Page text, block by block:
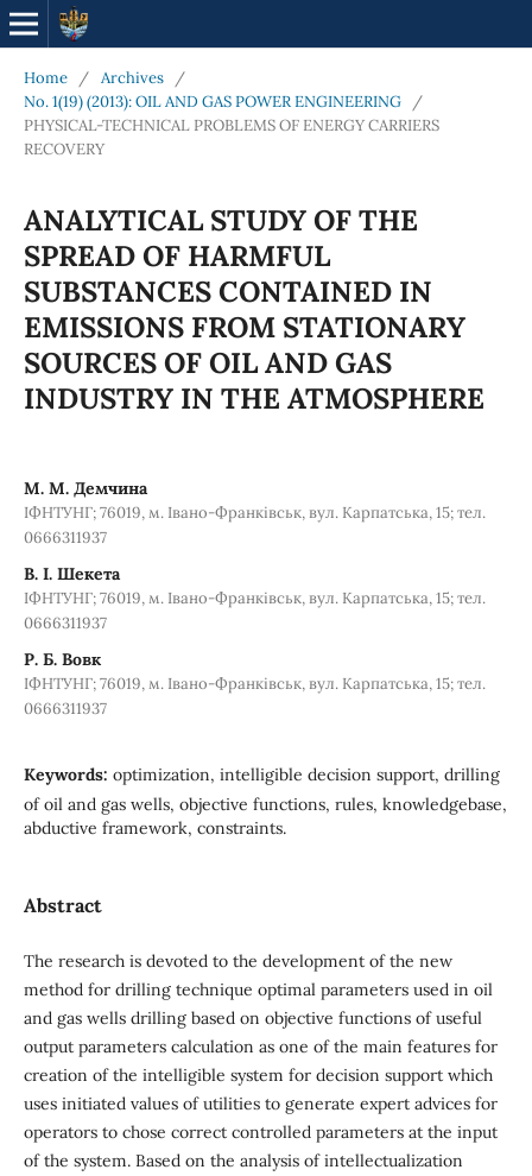
Home / Archives
/
No. 1(19) (2013): OIL AND GAS POWER ENGINEERING
/
PHYSICAL-TECHNICAL PROBLEMS OF ENERGY CARRIERS
RECOVERY
ANALYTICAL STUDY OF THE
SPREAD OF HARMFUL
SUBSTANCES CONTAINED IN
EMISSIONS FROM STATIONARY
SOURCES OF OIL AND GAS
INDUSTRY IN THE ATMOSPHERE
М. М. Демчина
ІФНТУНГ; 76019, м. Івано-Франківськ, вул. Карпатська, 15; тел.
0666311937
В. І. Шекета
ІФНТУНГ; 76019, м. Івано-Франківськ, вул. Карпатська, 15; тел.
0666311937
Р. Б. Вовк
ІФНТУНГ; 76019, м. Івано-Франківськ, вул. Карпатська, 15; тел.
0666311937
Keywords: optimization, intelligible decision support, drilling
of oil and gas wells, objective functions, rules, knowledgebase,
abductive framework, constraints.
Abstract
The research is devoted to the development of the new
method for drilling technique optimal parameters used in oil
and gas wells drilling based on objective functions of useful
output parameters calculation as one of the main features for
creation of the intelligible system for decision support which
uses initiated values of utilities to generate expert advices for
operators to chose correct controlled parameters at the input
of the system. Based on the analysis of intellectualization